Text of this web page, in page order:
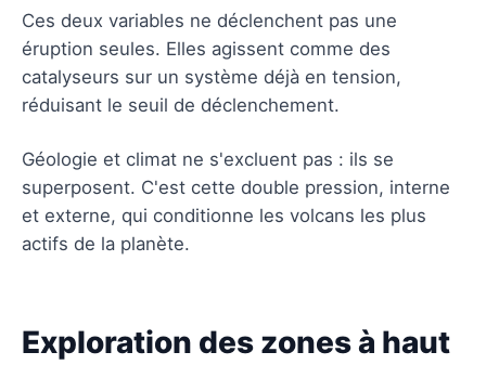
Ces deux variables ne déclenchent pas une
éruption seules. Elles agissent comme des
catalyseurs sur un système déjà en tension,
réduisant le seuil de déclenchement.
Géologie et climat ne s'excluent pas : ils se
superposent. C'est cette double pression, interne
et externe, qui conditionne les volcans les plus
actifs de la planète.
Exploration des zones à haut